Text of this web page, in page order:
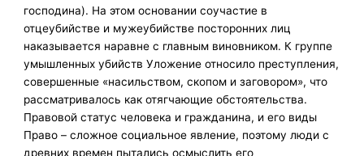
господина). На этом основании соучастие в
отцеубийстве и мужеубийстве посторонних лиц
наказывается наравне с главным виновником. К группе
умышленных убийств Уложение относило преступления,
совершенные «насильством, скопом и заговором», что
рассматривалось как отягчающие обстоятельства.
Правовой статус человека и гражданина, и его виды
Право – сложное социальное явление, поэтому люди с
древних времен пытались осмыслить его